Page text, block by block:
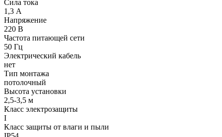
Сила тока
1,3 А
Напряжение
220 В
Частота питающей сети
50 Гц
Электрический кабель
нет
Тип монтажа
потолочный
Высота установки
2,5-3,5 м
Класс электрозащиты
I
Класс защиты от влаги и пыли